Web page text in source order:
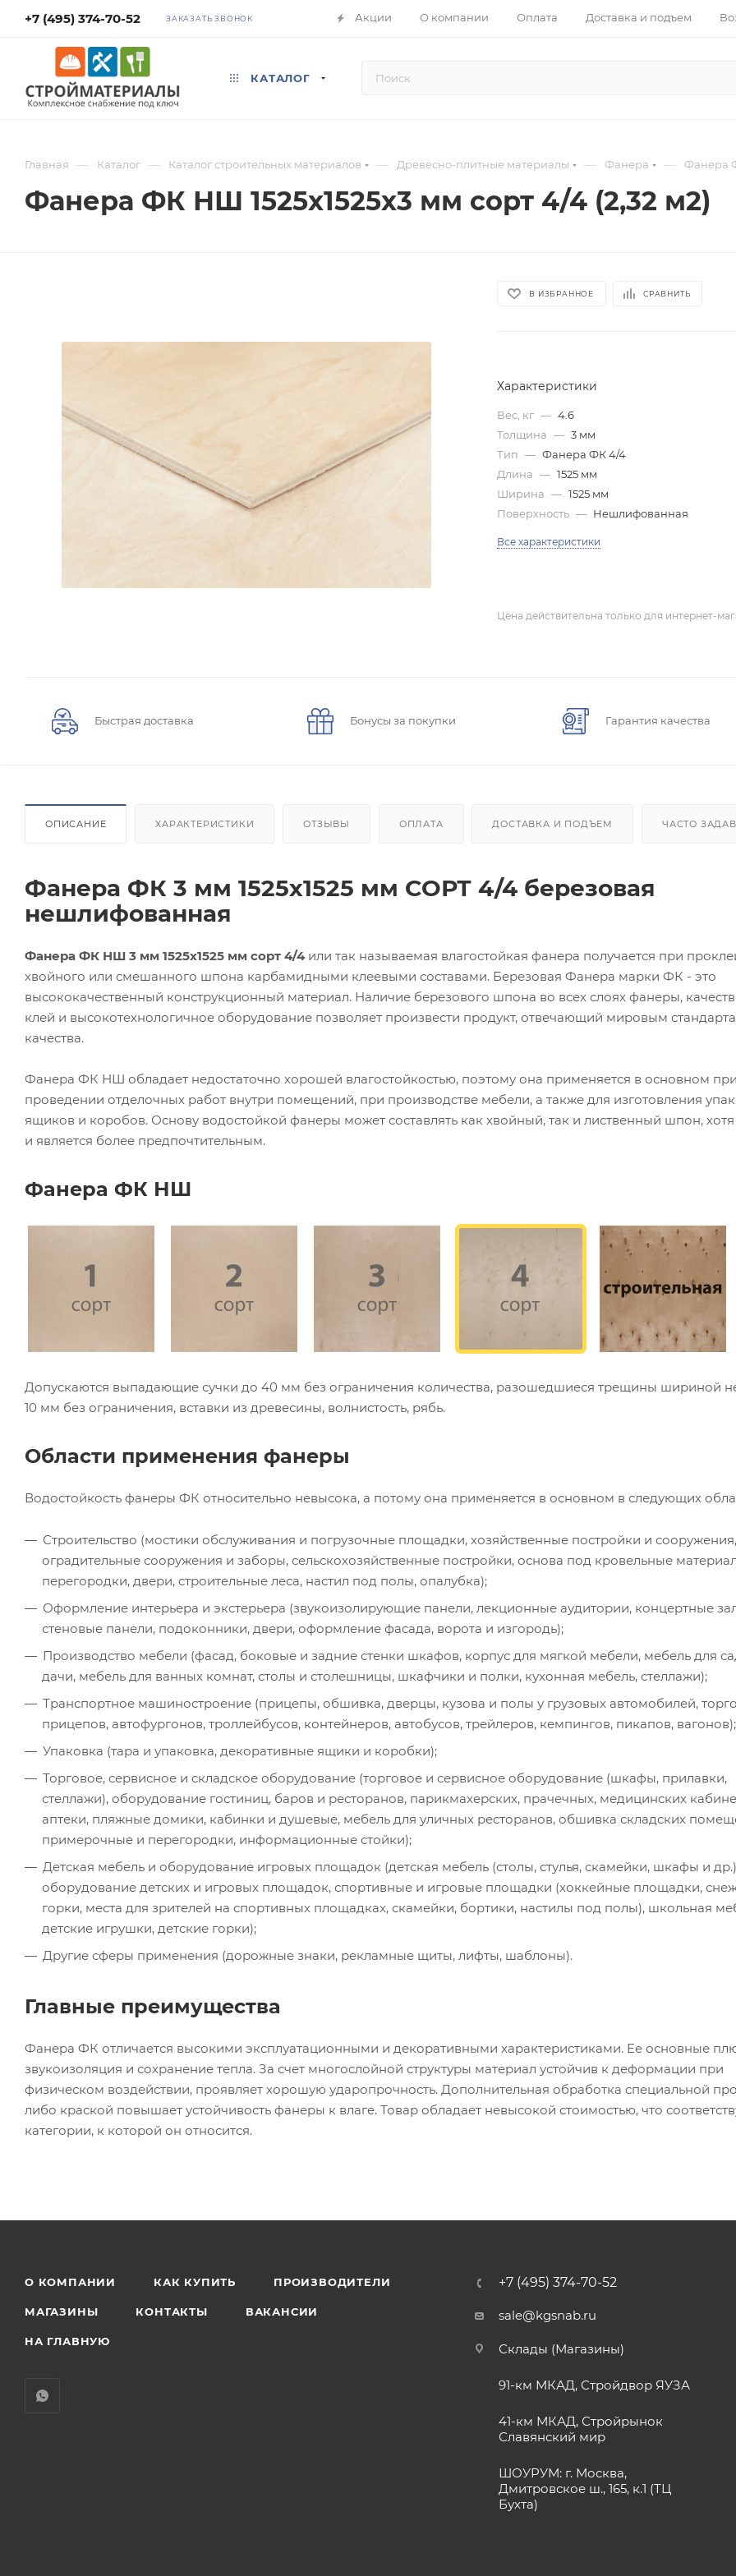
+7 (495) 374-70-52 ЗАКАЗАТЬ ЗВОНОК Акции О компании Оплата Доставка и подъем
КАТАЛОГ
Главная — Каталог — Каталог строительных материалов — Древесно-плитные материалы — Фанера — Фанера
Фанера ФК НШ 1525х1525х3 мм сорт 4/4 (2,32 м2)
В ИЗБРАННОЕ СРАВНИТЬ
Характеристики
Вес, кг — 4.6
Толщина — 3 мм
Тип — Фанера ФК 4/4
Длина — 1525 мм
Ширина — 1525 мм
Поверхность — Нешлифованная
Все характеристики
Цена действительна только для интернет-
Быстрая доставка Бонусы за покупки Гарантия качества
ОПИСАНИЕ ХАРАКТЕРИСТИКИ ОТЗЫВЫ ОПЛАТА ДОСТАВКА И ПОДЪЕМ ЧАСТО
Фанера ФК 3 мм 1525х1525 мм СОРТ 4/4 березовая
нешлифованная
Фанера ФК НШ 3 мм 1525х1525 мм сорт 4/4 или так называемая влагостойкая фанера получается при
хвойного или смешанного шпона карбамидными клеевыми составами. Березовая Фанера марки ФК - это
высококачественный конструкционный материал. Наличие березового шпона во всех слоях фанеры,
клей и высокотехнологичное оборудование позволяет произвести продукт, отвечающий мировым
качества.
Фанера ФК НШ обладает недостаточно хорошей влагостойкостью, поэтому она применяется в основном при
проведении отделочных работ внутри помещений, при производстве мебели, а также для изготовления
ящиков и коробов. Основу водостойкой фанеры может составлять как хвойный, так и лиственный шпон,
и является более предпочтительным.
Фанера ФК НШ
Допускаются выпадающие сучки до 40 мм без ограничения количества, разошедшиеся трещины шириной
10 мм без ограничения, вставки из древесины, волнистость, рябь.
Области применения фанеры
Водостойкость фанеры ФК относительно невысока, а потому она применяется в основном в следующих
Строительство (мостики обслуживания и погрузочные площадки, хозяйственные постройки и сооружения,
оградительные сооружения и заборы, сельскохозяйственные постройки, основа под кровельные
перегородки, двери, строительные леса, настил под полы, опалубка);
Оформление интерьера и экстерьера (звукоизолирующие панели, лекционные аудитории, концертные
стеновые панели, подоконники, двери, оформление фасада, ворота и изгородь);
Производство мебели (фасад, боковые и задние стенки шкафов, корпус для мягкой мебели, мебель для
дачи, мебель для ванных комнат, столы и столешницы, шкафчики и полки, кухонная мебель, стеллажи);
Транспортное машиностроение (прицепы, обшивка, дверцы, кузова и полы у грузовых автомобилей,
прицепов, автофургонов, троллейбусов, контейнеров, автобусов, трейлеров, кемпингов, пикапов, вагонов);
Упаковка (тара и упаковка, декоративные ящики и коробки);
Торговое, сервисное и складское оборудование (торговое и сервисное оборудование (шкафы, прилавки,
стеллажи), оборудование гостиниц, баров и ресторанов, парикмахерских, прачечных, медицинских
аптеки, пляжные домики, кабинки и душевые, мебель для уличных ресторанов, обшивка складских
примерочные и перегородки, информационные стойки);
Детская мебель и оборудование игровых площадок (детская мебель (столы, стулья, скамейки, шкафы и
оборудование детских и игровых площадок, спортивные и игровые площадки (хоккейные площадки,
горки, места для зрителей на спортивных площадках, скамейки, бортики, настилы под полы), школьная
детские игрушки, детские горки);
Другие сферы применения (дорожные знаки, рекламные щиты, лифты, шаблоны).
Главные преимущества
Фанера ФК отличается высокими эксплуатационными и декоративными характеристиками. Ее основные
звукоизоляция и сохранение тепла. За счет многослойной структуры материал устойчив к деформации при
физическом воздействии, проявляет хорошую ударопрочность. Дополнительная обработка специальной
либо краской повышает устойчивость фанеры к влаге. Товар обладает невысокой стоимостью, что
категории, к которой он относится.
О КОМПАНИИ КАК КУПИТЬ ПРОИЗВОДИТЕЛИ
МАГАЗИНЫ КОНТАКТЫ ВАКАНСИИ
НА ГЛАВНУЮ
+7 (495) 374-70-52
sale@kgsnab.ru
Склады (Магазины)
91-км МКАД, Стройдвор ЯУЗА
41-км МКАД, Стройрынок
Славянский мир
ШОУРУМ: г. Москва,
Дмитровское ш., 165, к.1 (ТЦ
Бухта)